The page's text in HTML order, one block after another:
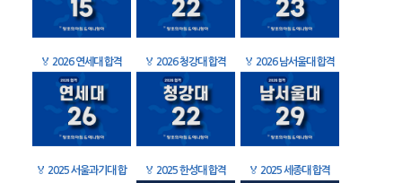
🏅 2026 연세대 합격 🏅 2026 청강대 합격 🏅 2026 남서울대 합격
🏅 2025 서울과기대 합 🏅 2025 한성대 합격 🏅 2025 세종대 합격